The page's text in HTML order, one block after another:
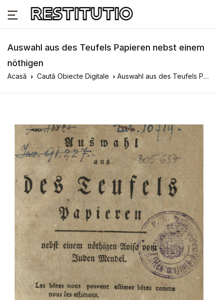
Auswahl aus des Teufels Papieren nebst einem
nöthigen
Acasă Caută Obiecte Digitale Auswahl aus des Teufels Papieren nebst einem nöthigen